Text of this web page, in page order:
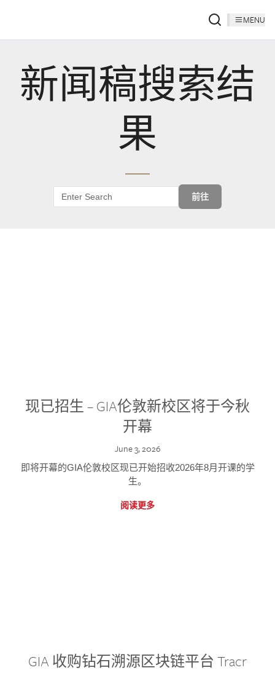
MENU
新闻稿搜索结
果
前往
现已招生 – GIA伦敦新校区将于今秋
开幕
June 3, 2026
即将开幕的GIA伦敦校区现已开始招收2026年8月开课的学
生。
阅读更多
GIA 收购钻石溯源区块链平台 Tracr